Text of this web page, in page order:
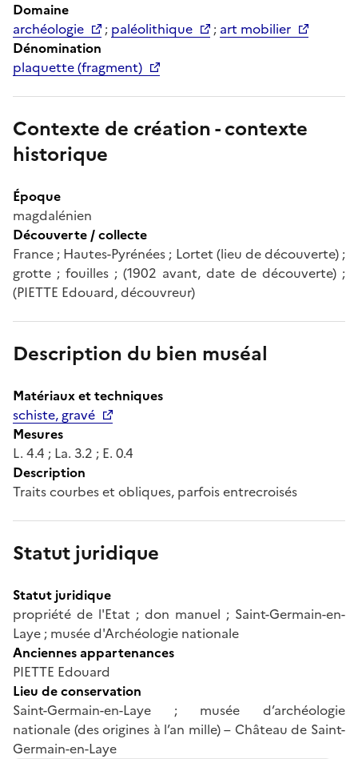
Domaine
archéologie
; paléolithique ; art mobilier
Dénomination
plaquette (fragment)
Contexte de création - contexte
historique
Époque
magdalénien
Découverte / collecte
France ; Hautes-Pyrénées ; Lortet (lieu de découverte) ;
grotte ; fouilles ; (1902 avant, date de découverte) ;
(PIETTE Edouard, découvreur)
Description du bien muséal
Matériaux et techniques
schiste, gravé
Mesures
L. 4.4 ; La. 3.2 ; E. 0.4
Description
Traits courbes et obliques, parfois entrecroisés
Statut juridique
Statut juridique
propriété de l'Etat ; don manuel ; Saint-Germain-en-
Laye ; musée d'Archéologie nationale
Anciennes appartenances
PIETTE Edouard
Lieu de conservation
Saint-Germain-en-Laye ; musée d’archéologie
nationale (des origines à l’an mille) – Château de Saint-
Germain-en-Laye